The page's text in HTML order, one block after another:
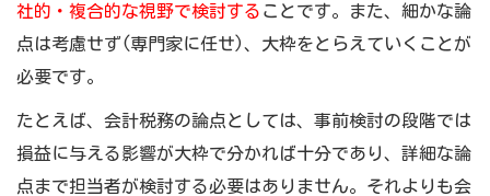
社的・複合的な視野で検討する ことです。また、細かな論
点は考慮せず(専門家に任せ)、大枠をとらえていくことが
必要です。
たとえば、会計税務の論点としては、事前検討の段階では
損益に与える影響が大枠で分かれば十分であり、詳細な論
点まで担当者が検討する必要はありません。それよりも会